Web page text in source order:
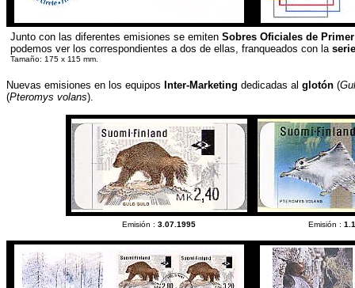
Junto con las diferentes emisiones se emiten Sobres Oficiales de
podemos ver los correspondientes a dos de ellas, franqueados con la
Tamaño: 175 x 115 mm.
Nuevas emisiones en los equipos Inter-Marketing dedicadas al glotón (
(Pteromys volans).
Emisión : 3.07.1995 Emisión :